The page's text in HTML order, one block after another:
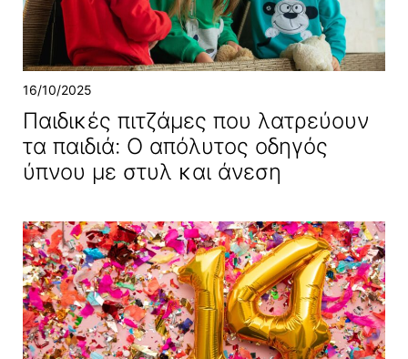
16/10/2025
Παιδικές πιτζάμες που λατρεύουν
τα παιδιά: Ο απόλυτος οδηγός
ύπνου με στυλ και άνεση